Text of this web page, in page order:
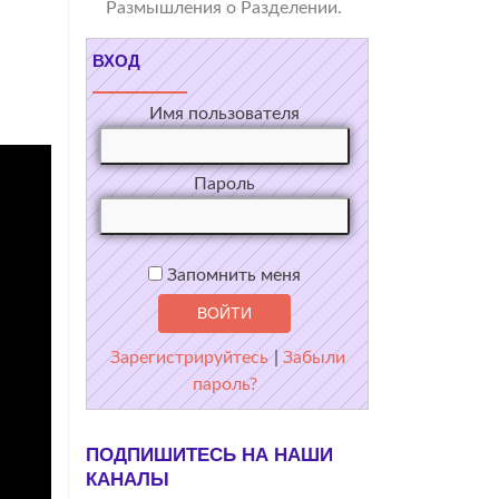
Размышления о Разделении.
ВХОД
Имя пользователя
Пароль
Запомнить меня
Зарегистрируйтесь | Забыли
пароль?
ПОДПИШИТЕСЬ НА НАШИ
КАНАЛЫ